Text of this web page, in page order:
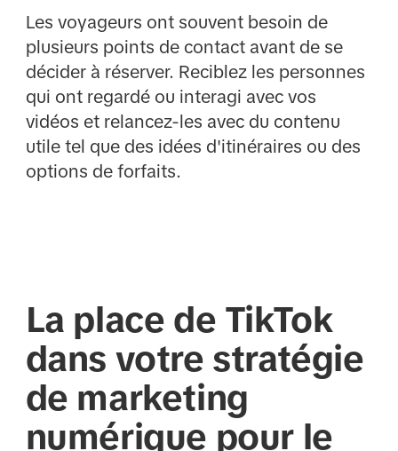
Les voyageurs ont souvent besoin de
plusieurs points de contact avant de se
décider à réserver. Reciblez les personnes
qui ont regardé ou interagi avec vos
vidéos et relancez-les avec du contenu
utile tel que des idées d'itinéraires ou des
options de forfaits.
La place de TikTok
dans votre stratégie
de marketing
numérique pour le